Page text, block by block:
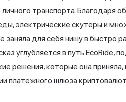
личного транспорта. Благодаря
электрические скутеры и
заняла для себя нишу в быстро
углубляется в путь EcoRide,
решения, которые она
платежного шлюза